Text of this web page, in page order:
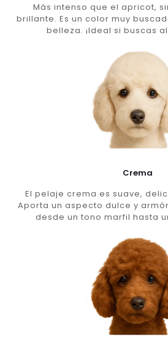
Más intenso que el apricot,
brillante. Es un color muy
belleza. ¡Ideal si buscas
Crema
El pelaje crema es suave,
Aporta un aspecto dulce y
desde un tono marfil hasta